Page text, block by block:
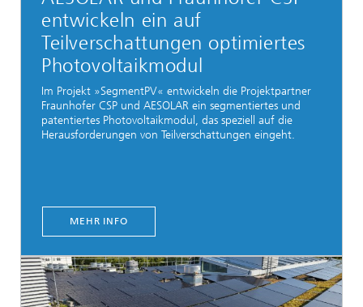
entwickeln ein auf
Teilverschattungen optimiertes
Photovoltaikmodul
Im Projekt »SegmentPV« entwickeln die Projektpartner
Fraunhofer CSP und AESOLAR ein segmentiertes und
patentiertes Photovoltaikmodul, das speziell auf die
Herausforderungen von Teilverschattungen eingeht.
MEHR INFO